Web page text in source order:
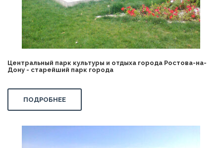
Центральный парк культуры и отдыха города Ростова-на-
Дону - старейший парк города
ПОДРОБНЕЕ